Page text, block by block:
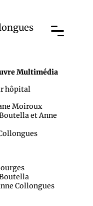
ues
Multimédia
hôpital
Moiroux
et Anne
Collongues